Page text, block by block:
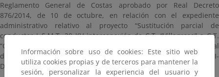
Reglamento General de Costas aprobado por Real Decreto
876/2014, de 10 de octubre, en relación con el expediente
administrativo relativo al proyecto “Sustitución parcial de
conductor L.S.M.T. 20 KV interconexión de C.T. “Villagrosa” a C.T.
“Costa Azul”, en La Manga del Mar Menor, en el término municipal
de San Javier (Murcia), presentado por la mercantil interesada “I-
DE Redes Eléctricas Inteligentes SAU”,
Información sobre uso de cookies: Este sitio web
utiliza cookies propias y de terceros para mantener la
sesión, personalizar la experiencia del usuario y